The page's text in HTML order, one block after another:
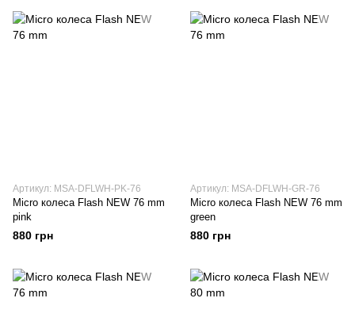
Артикул: MSA-DFLWH-PK-76
Micro колеса Flash NEW 76 mm
pink
880 грн
Артикул: MSA-DFLWH-GR-76
Micro колеса Flash NEW 76 mm
green
880 грн